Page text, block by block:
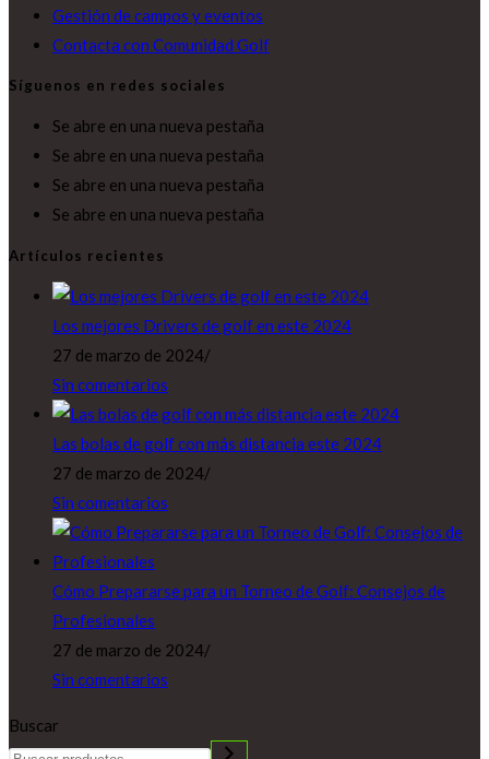
Gestión de campos y eventos
Contacta con Comunidad Golf
Síguenos en redes sociales
Se abre en una nueva pestaña
Se abre en una nueva pestaña
Se abre en una nueva pestaña
Se abre en una nueva pestaña
Artículos recientes
Los mejores Drivers de golf en este 2024
27 de marzo de 2024/
Sin comentarios
Las bolas de golf con más distancia este 2024
27 de marzo de 2024/
Sin comentarios
Cómo Prepararse para un Torneo de Golf: Consejos de
Profesionales
27 de marzo de 2024/
Sin comentarios
Buscar